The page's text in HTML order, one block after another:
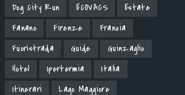
Dog City Run
ECOVACS
Estate
Fanano
Firenze
Francia
Fuoristrada
Guide
Guinzaglio
Hotel
Ipertermia
Italia
Itinerari
Lago Maggiore